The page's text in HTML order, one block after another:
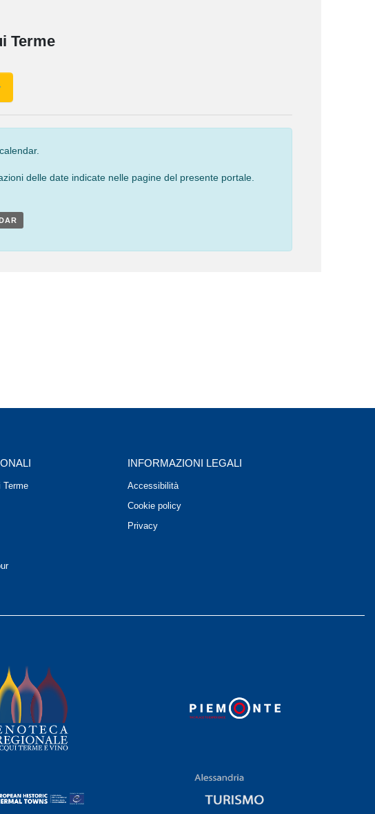
Terme
delle date indicate nelle pagine del presente portale.
Terme
INFORMAZIONI LEGALI
Accessibilità
Cookie policy
Privacy